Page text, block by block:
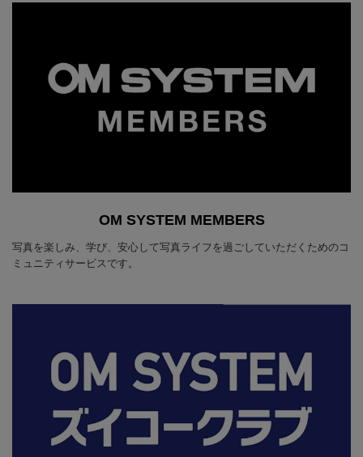
OM SYSTEM MEMBERS
写真を楽しみ、学び、安心して写真ライフを過ごしていただくためのコ
ミュニティサービスです。